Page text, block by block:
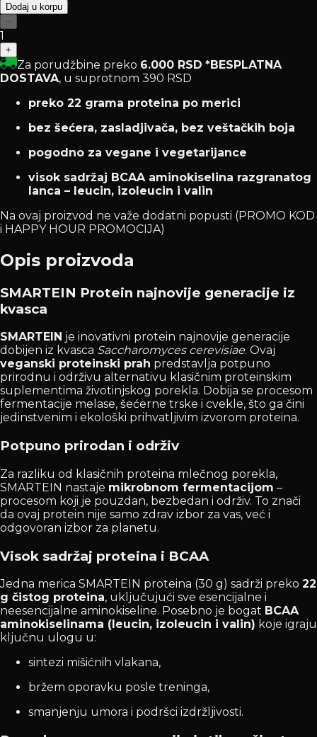
Dodaj u korpu
−
1
+
Za porudžbine preko 6.000 RSD *BESPLATNA
DOSTAVA, u suprotnom 390 RSD
preko 22 grama proteina po merici
bez šećera, zasladjivača, bez veštačkih boja
pogodno za vegane i vegetarijance
visok sadržaj BCAA aminokiselina razgranatog
lanca – leucin, izoleucin i valin
Na ovaj proizvod ne važe dodatni popusti (PROMO KOD
i HAPPY HOUR PROMOCIJA)
Opis proizvoda
SMARTEIN Protein najnovije generacije iz
kvasca
SMARTEIN je inovativni protein najnovije generacije
dobijen iz kvasca Saccharomyces cerevisiae. Ovaj
veganski proteinski prah predstavlja potpuno
prirodnu i održivu alternativu klasičnim proteinskim
suplementima životinjskog porekla. Dobija se procesom
fermentacije melase, šećerne trske i cvekle, što ga čini
jedinstvenim i ekološki prihvatljivim izvorom proteina.
Potpuno prirodan i održiv
Za razliku od klasičnih proteina mlečnog porekla,
SMARTEIN nastaje mikrobnom fermentacijom –
procesom koji je pouzdan, bezbedan i održiv. To znači
da ovaj protein nije samo zdrav izbor za vas, već i
odgovoran izbor za planetu.
Visok sadržaj proteina i BCAA
Jedna merica SMARTEIN proteina (30 g) sadrži preko 22
g čistog proteina, uključujući sve esencijalne i
neesencijalne aminokiseline. Posebno je bogat BCAA
aminokiselinama (leucin, izoleucin i valin) koje igraju
ključnu ulogu u:
sintezi mišićnih vlakana,
bržem oporavku posle treninga,
smanjenju umora i podršci izdržljivosti.